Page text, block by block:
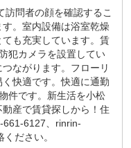
問者の顔を確認するこ
。室内設備は浴室乾燥
も充実しています。賃
犯カメラを設置してい
ながります。フローリ
快適です。快適に通勤
件です。新生活を小松
産で賃貸探しから！住
661-6127、rinrin-
ださい。